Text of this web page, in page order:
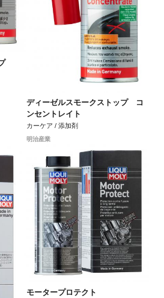
ディーゼルスモークストップ コ
ンセントレイト
カーケア / 添加剤
明治産業
モータープロテクト